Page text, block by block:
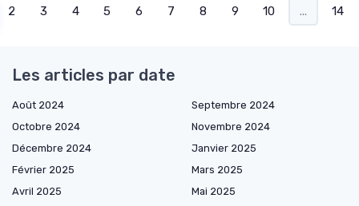
2 3 4 5 6 7 8 9 10 ... 14
Les articles par date
Août 2024
Septembre 2024
Octobre 2024
Novembre 2024
Décembre 2024
Janvier 2025
Février 2025
Mars 2025
Avril 2025
Mai 2025